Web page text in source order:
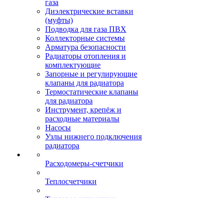
газа
Диэлектрические вставки
(муфты)
Подводка для газа ПВХ
Коллекторные системы
Арматура безопасности
Радиаторы отопления и
комплектующие
Запорные и регулирующие
клапаны для радиатора
Термостатические клапаны
для радиатора
Инструмент, крепёж и
расходные материалы
Насосы
Узлы нижнего подключения
радиатора
Расходомеры-счетчики
Теплосчетчики